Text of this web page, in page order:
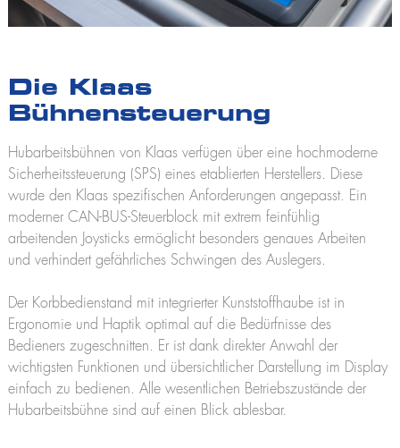
Die Klaas
Bühnensteuerung
Hubarbeitsbühnen von Klaas verfügen über eine hochmoderne
Sicherheitssteuerung (SPS) eines etablierten Herstellers. Diese
wurde den Klaas spezifischen Anforderungen angepasst. Ein
moderner CAN-BUS-Steuerblock mit extrem feinfühlig
arbeitenden Joysticks ermöglicht besonders genaues Arbeiten
und verhindert gefährliches Schwingen des Auslegers.
Der Korbbedienstand mit integrierter Kunststoffhaube ist in
Ergonomie und Haptik optimal auf die Bedürfnisse des
Bedieners zugeschnitten. Er ist dank direkter Anwahl der
wichtigsten Funktionen und übersichtlicher Darstellung im Display
einfach zu bedienen. Alle wesentlichen Betriebszustände der
Hubarbeitsbühne sind auf einen Blick ablesbar.